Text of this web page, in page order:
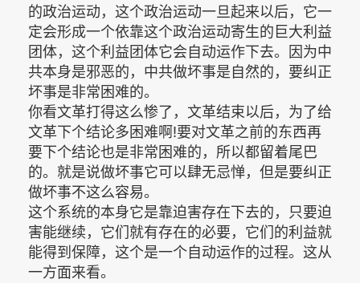
的政治运动，这个政治运动一旦起来以后，它一
定会形成一个依靠这个政治运动寄生的巨大利益
团体，这个利益团体它会自动运作下去。因为中
共本身是邪恶的，中共做坏事是自然的，要纠正
坏事是非常困难的。
你看文革打得这么惨了，文革结束以后，为了给
文革下个结论多困难啊!要对文革之前的东西再
要下个结论也是非常困难的，所以都留着尾巴
的。就是说做坏事它可以肆无忌惮，但是要纠正
做坏事不这么容易。
这个系统的本身它是靠迫害存在下去的，只要迫
害能继续，它们就有存在的必要，它们的利益就
能得到保障，这个是一个自动运作的过程。这从
一方面来看。